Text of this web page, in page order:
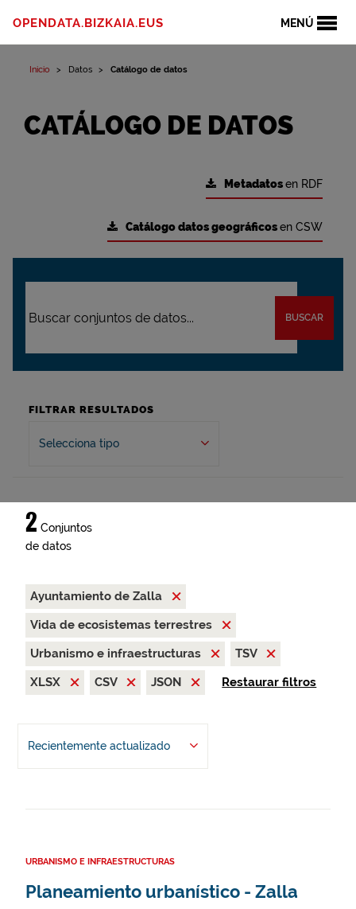
MENÚ
OPENDATA.BIZKAIA.EUS
Inicio Datos Catálogo de datos
CATÁLOGO DE DATOS
Metadatosen RDF
Catálogo datos geográficosen CSW
BUSCAR
FILTRAR RESULTADOS
Selecciona tipo
2 Conjuntos
de datos
Ayuntamiento de Zalla
Vida de ecosistemas terrestres
Urbanismo e infraestructuras
TSV
XLSX
CSV JSON Restaurar filtros
Recientemente actualizado
URBANISMO E INFRAESTRUCTURAS
Planeamiento urbanístico - Zalla